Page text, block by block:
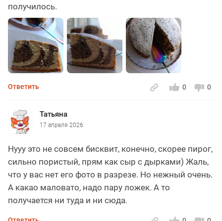
получилось.
0
0
Ответить
Татьяна
17 апреля 2026
Нууу это не совсем бисквит, конечно, скорее пирог,
сильно пористый, прям как сыр с дырками) Жаль,
что у вас нет его фото в разрезе. Но нежный очень.
А какао маловато, надо пару ложек. А то
получается ни туда и ни сюда.